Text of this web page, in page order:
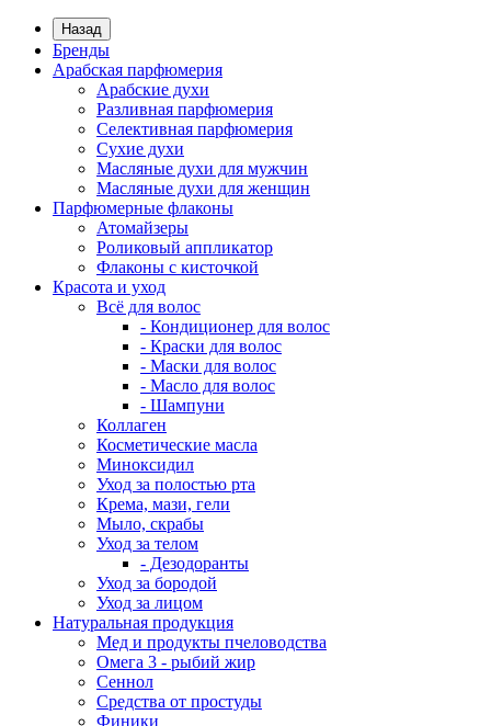
Назад
Бренды
Арабская парфюмерия
Арабские духи
Разливная парфюмерия
Селективная парфюмерия
Сухие духи
Масляные духи для мужчин
Масляные духи для женщин
Парфюмерные флаконы
Атомайзеры
Роликовый аппликатор
Флаконы с кисточкой
Красота и уход
Всё для волос
- Кондиционер для волос
- Краски для волос
- Маски для волос
- Масло для волос
- Шампуни
Коллаген
Косметические масла
Миноксидил
Уход за полостью рта
Крема, мази, гели
Мыло, скрабы
Уход за телом
- Дезодоранты
Уход за бородой
Уход за лицом
Натуральная продукция
Мед и продукты пчеловодства
Омега 3 - рыбий жир
Сеннол
Средства от простуды
Финики